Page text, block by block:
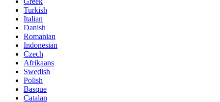
Turkish
Italian
Danish
Romanian
Indonesian
Czech
Afrikaans
Swedish
Polish
Basque
Catalan